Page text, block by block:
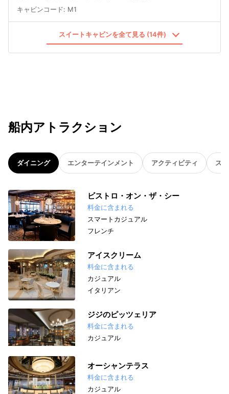
キャビンコード: M1
スイートキャビンを全て見る (14件)
船内アトラクション
ダイニング エンターテインメント アクティビティ ス
ビストロ・オン・ザ・シー
料金に含まれる
スマートカジュアル
フレンチ
アイスクリーム
料金に含まれる
カジュアル
イタリアン
ジジのピッツェリア
料金に含まれる
カジュアル
オーシャンテラス
料金に含まれる
カジュアル